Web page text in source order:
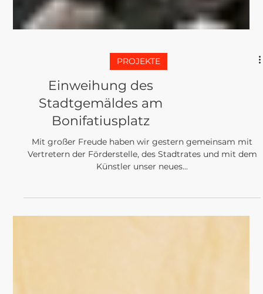
PROJEKTE
Einweihung des
Stadtgemäldes am
Bonifatiusplatz
Mit großer Freude haben wir gestern gemeinsam mit